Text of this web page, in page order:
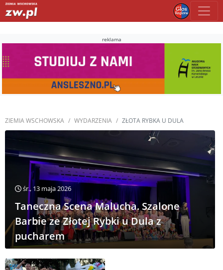
reklama
ZIEMIA WSCHOWSKA WYDARZENIA ZŁOTA RYBKA U DULA
śr., 13 maja 2026
Taneczna Scena Malucha. Szalone
Barbie ze Złotej Rybki u Dula z
pucharem